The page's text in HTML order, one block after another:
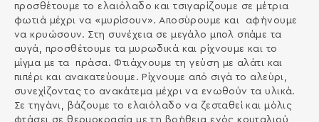
προσθέτουμε το ελαιόλαδο και τσιγαρίζουμε σε μέτρια
φωτιά μέχρι να «μυρίσουν». Αποσύρουμε και αφήνουμε
να κρυώσουν. Στη συνέχεια σε μεγάλο μπολ σπάμε τα
αυγά, προσθέτουμε τα μυρωδικά και ρίχνουμε και το
μίγμα με τα πράσα. Φτιάχνουμε τη γεύση με αλάτι και
πιπέρι και ανακατεύουμε. Ρίχνουμε από σιγά το αλεύρι,
συνεχίζοντας το ανακάτεμα μέχρι να ενωθούν τα υλικά.
Σε τηγάνι, βάζουμε το ελαιόλαδο να ζεσταθεί και μόλις
φτάσει σε θερμοκρασία με τη βοήθεια ενός κουταλιού